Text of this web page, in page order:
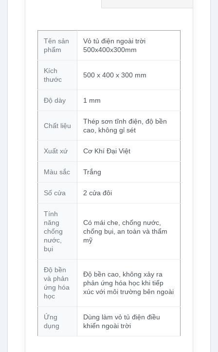
Tên sản
phẩm
Vỏ tủ điện ngoài trời
500x400x300mm
Kích
thước
500 x 400 x 300 mm
Độ dày 1 mm
Chất liệu
Thép sơn tĩnh điện, độ bền
cao, không gỉ sét
Xuất xứ Cơ Khí Đại Việt
Màu sắc Trắng
Số cửa 2 cửa đôi
Tính
năng
chống
nước,
bụi
Có mái che, chống nước,
chống bụi, an toàn và thẩm
mỹ
Độ bền
và phản
ứng hóa
học
Độ bền cao, không xảy ra
phản ứng hóa học khi tiếp
xúc với môi trường bên ngoài
Ứng
dụng
Dùng làm vỏ tủ điện điều
khiển ngoài trời